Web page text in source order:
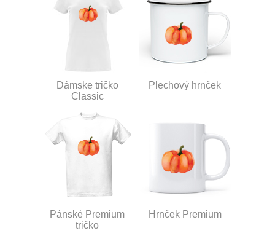
Dámske tričko
Classic
Plechový hrnček
Pánské Premium
tričko
Hrnček Premium